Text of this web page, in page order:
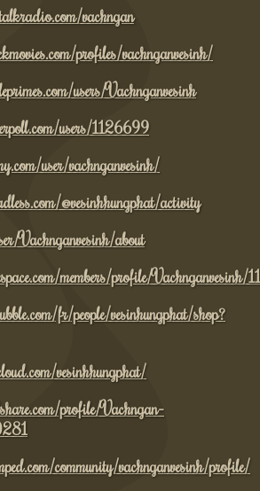
vachngan
profiles/vachnganvesinh/
users/Vachnganvesinh
users/1126699
user/vachnganvesinh/
@vesinhhungphat/activity
Vachnganvesinh/about
members/profile/
fr/people/vesinhungphat/shop?
vesinhhungphat/
profile/Vachngan-
community/vachnganvesinh/profile/